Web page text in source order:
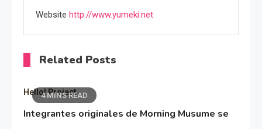
Website http://www.yumeki.net
Related Posts
4 MINS READ
Hello! Project
Integrantes originales de Morning Musume se